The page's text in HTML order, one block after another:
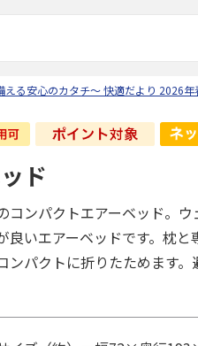
る安心のカタチ～ 快適だより 2026年
ド
コンパクトエアーベッド。
良いエアーベッドです。枕と
ンパクトに折りたためます